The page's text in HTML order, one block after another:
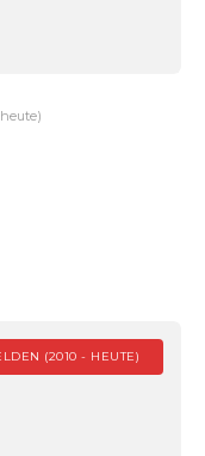
(2010 - HEUTE)